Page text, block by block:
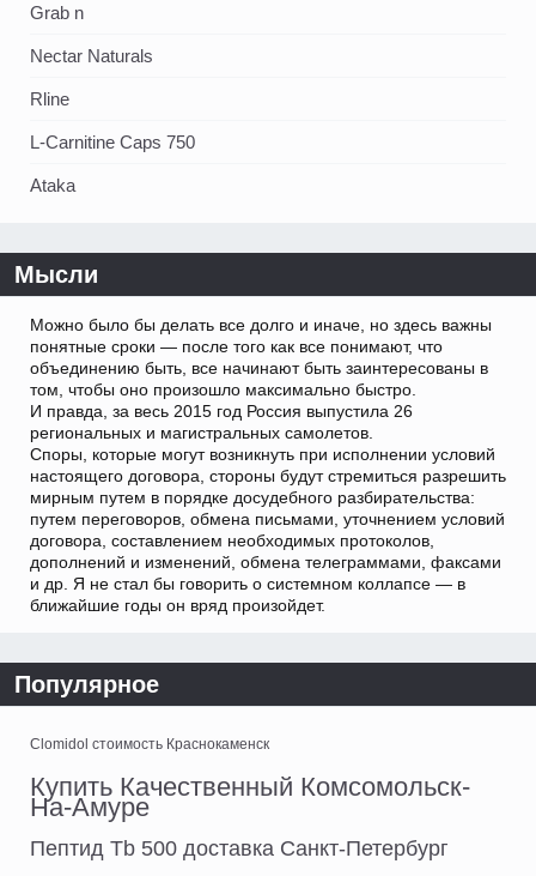
Grab n
Nectar Naturals
Rline
L-Carnitine Caps 750
Ataka
Мысли
Можно было бы делать все долго и иначе, но здесь важны
понятные сроки — после того как все понимают, что
объединению быть, все начинают быть заинтересованы в
том, чтобы оно произошло максимально быстро.
И правда, за весь 2015 год Россия выпустила 26
региональных и магистральных самолетов.
Споры, которые могут возникнуть при исполнении условий
настоящего договора, стороны будут стремиться разрешить
мирным путем в порядке досудебного разбирательства:
путем переговоров, обмена письмами, уточнением условий
договора, составлением необходимых протоколов,
дополнений и изменений, обмена телеграммами, факсами
и др. Я не стал бы говорить о системном коллапсе — в
ближайшие годы он вряд произойдет.
Популярное
Clomidol стоимость Краснокаменск
Купить Качественный Комсомольск-
На-Амуре
Пептид Tb 500 доставка Санкт-Петербург